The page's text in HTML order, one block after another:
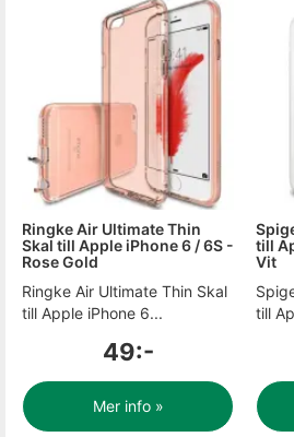
Ringke Air Ultimate Thin
Skal till Apple iPhone 6 / 6S -
Rose Gold
Ringke Air Ultimate Thin Skal
till Apple iPhone 6...
49:-
Mer info »
till
Vit
till